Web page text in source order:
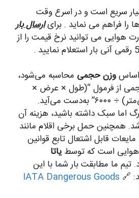
سریع است و در اسرع وقت
را فراهم می نماید . برایارسال بار
هوایی می توانید نرخ قیمت را از
وزن حجمی محاسبه می‌شود،
از فرمول “(طول × عرض ×
ارتفاع بر حسب سانتی‌متر) ÷ ۶۰۰۰” به‌دست می‌آید.
اما سبک داشته باشید، هزینه آن
همچنین حمل برخی اقلام مانند
قابل اشتعال تابع قوانین
هوایی است که توسطیاتا
ما مطابقت بار شما با این
🔗
IATA Dangerous Goods